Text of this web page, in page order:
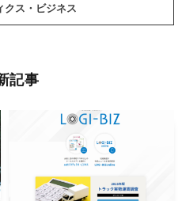
クス・ビジネス
記事